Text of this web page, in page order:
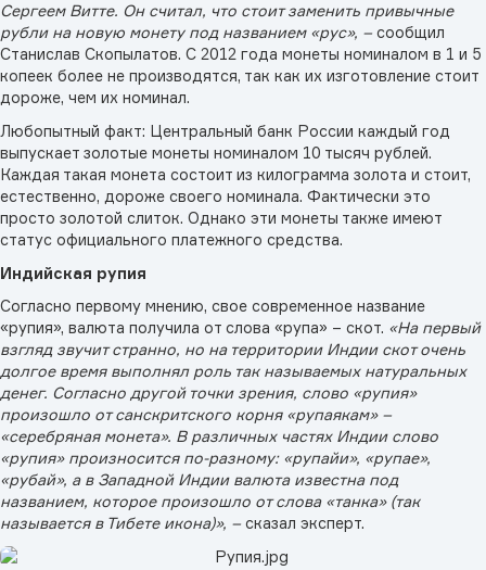
Сергеем Витте. Он считал, что стоит заменить привычные
рубли на новую монету под названием «рус», – сообщил
Станислав Скопылатов. С 2012 года монеты номиналом в 1 и 5
копеек более не производятся, так как их изготовление стоит
дороже, чем их номинал.
Любопытный факт: Центральный банк России каждый год
выпускает золотые монеты номиналом 10 тысяч рублей.
Каждая такая монета состоит из килограмма золота и стоит,
естественно, дороже своего номинала. Фактически это
просто золотой слиток. Однако эти монеты также имеют
статус официального платежного средства.
Индийская рупия
Согласно первому мнению, cвое современное название
«рупия», валюта получила от слова «рупа» – скот. «На первый
взгляд звучит странно, но на территории Индии скот очень
долгое время выполнял роль так называемых натуральных
денег. Согласно другой точки зрения, слово «рупия»
произошло от санскритского корня «рупаякам» –
«серебряная монета». В различных частях Индии слово
«рупия» произносится по-разному: «рупайи», «рупае»,
«рубай», а в Западной Индии валюта известна под
названием, которое произошло от слова «танка» (так
называется в Тибете икона)», – сказал эксперт.